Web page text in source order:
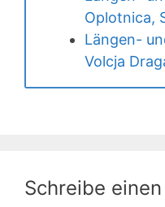
Oplotnica,
Längen-
Volcja
Schreibe